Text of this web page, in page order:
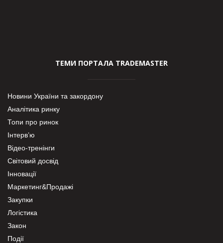
ТЕМИ ПОРТАЛА TRADEMASTER
Новини України та закордону
Аналітика ринку
Топи про ринок
Інтерв’ю
Відео-тренінги
Світовий досвід
Інновації
Маркетинг&Продажі
Закупки
Логістика
Закон
Події